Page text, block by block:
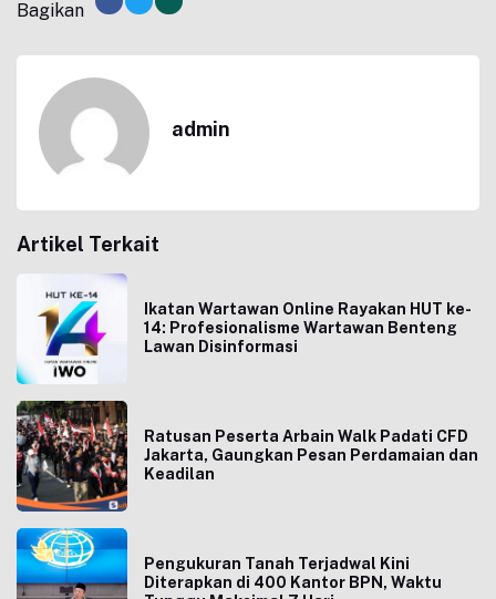
Bagikan
admin
Artikel Terkait
Ikatan Wartawan Online Rayakan HUT ke-
14: Profesionalisme Wartawan Benteng
Lawan Disinformasi
Ratusan Peserta Arbain Walk Padati CFD
Jakarta, Gaungkan Pesan Perdamaian dan
Keadilan
Pengukuran Tanah Terjadwal Kini
Diterapkan di 400 Kantor BPN, Waktu